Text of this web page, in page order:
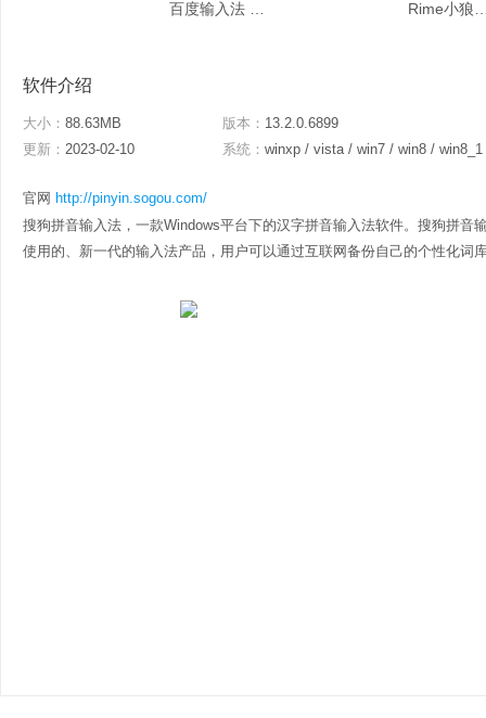
软件介绍
大小： 88.63MB 版本： 13.2.0.6899
更新： 2023-02-10 系统： winxp / vista / win7 / win8 / win8_1
官网 http://pinyin.sogou.com/
搜狗拼音输入法，一款Windows平台下的汉字拼音输入法软件。搜狗拼音
使用的、新一代的输入法产品，用户可以通过互联网备份自己的个性化词